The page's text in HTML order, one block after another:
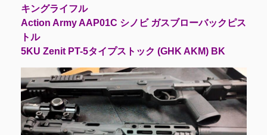
キングライフル
Action Army AAP01C シノビ ガスブローバックピス
トル
5KU Zenit PT-5タイプストック (GHK AKM) BK